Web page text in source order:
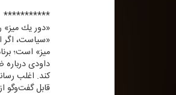
***********
«دور یك
«سیاست، اگر
میز» است؛
داودی درباره
كند. اغلب
قابل گفت‌وگو